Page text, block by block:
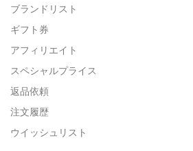
ブランドリスト
ギフト券
アフィリエイト
スペシャルプライス
返品依頼
注文履歴
ウイッシュリスト